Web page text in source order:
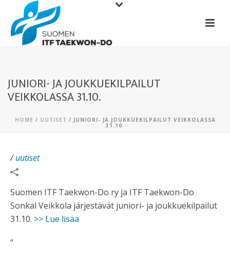
JUNIORI- JA JOUKKUEKILPAILUT
VEIKKOLASSA 31.10.
HOME / UUTISET / JUNIORI- JA JOUKKUEKILPAILUT VEIKKOLASSA
31.10.
/uutiset
Suomen ITF Taekwon-Do ry ja ITF Taekwon-Do
Sonkal Veikkola järjestävät juniori- ja joukkuekilpailut
31.10. >> Lue lisää
”